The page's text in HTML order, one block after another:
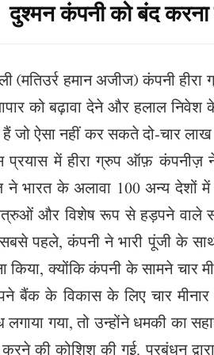
दुश्मन कंपनी को बंद करना
(मतिउर्र हमान अजीज) कंपनी
को बढ़ावा देने और हलाल
हैं जो ऐसा नहीं कर सकते दो-चार
में हीरा ग्रुप ऑफ़ कंपनीज़
भारत के अलावा 100 अन्य देशों में
और विशेष रूप से हड़पने वाले
पहले, कंपनी ने भारी पूंजी के
किया, क्योंकि कंपनी के सामने चार
बैंक के विकास के लिए चार मीनार
लगाया गया, तो उन्होंने धमकी का